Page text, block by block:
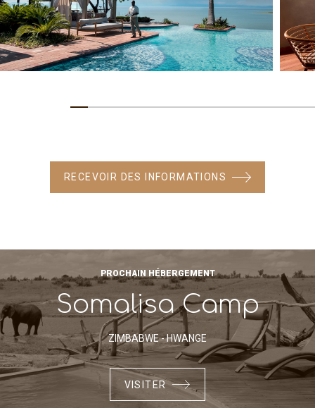
RECEVOIR DES INFORMATIONS
PROCHAIN HÉBERGEMENT
Somalisa Camp
ZIMBABWE - HWANGE
VISITER